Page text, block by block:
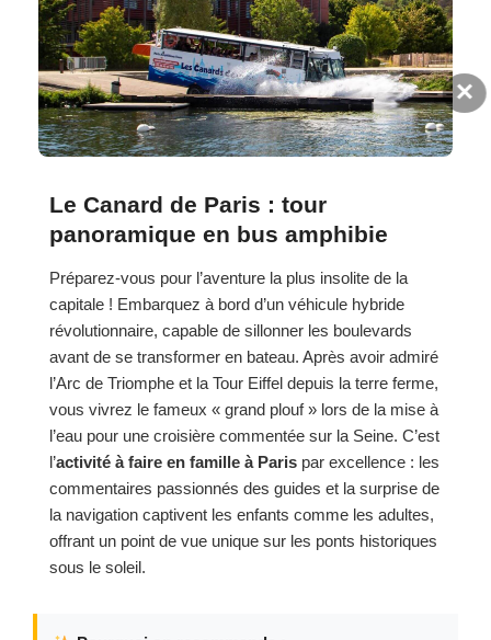
Le Canard de Paris : tour
panoramique en bus amphibie
Préparez-vous pour l’aventure la plus insolite de la
capitale ! Embarquez à bord d’un véhicule hybride
révolutionnaire, capable de sillonner les boulevards
avant de se transformer en bateau. Après avoir admiré
l’Arc de Triomphe et la Tour Eiffel depuis la terre ferme,
vous vivrez le fameux « grand plouf » lors de la mise à
l’eau pour une croisière commentée sur la Seine. C’est
l’activité à faire en famille à Paris par excellence : les
commentaires passionnés des guides et la surprise de
la navigation captivent les enfants comme les adultes,
offrant un point de vue unique sur les ponts historiques
sous le soleil.
×